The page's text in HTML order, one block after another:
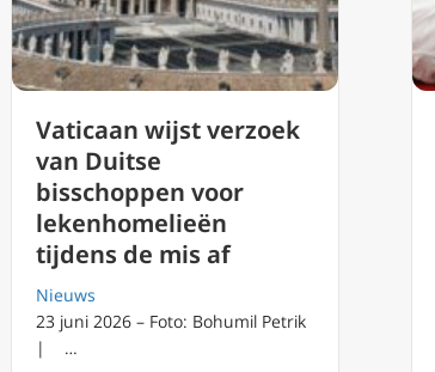
Vaticaan wijst verzoek
van Duitse
bisschoppen voor
lekenhomelieën
tijdens de mis af
Nieuws
23 juni 2026 – Foto: Bohumil Petrik
| …